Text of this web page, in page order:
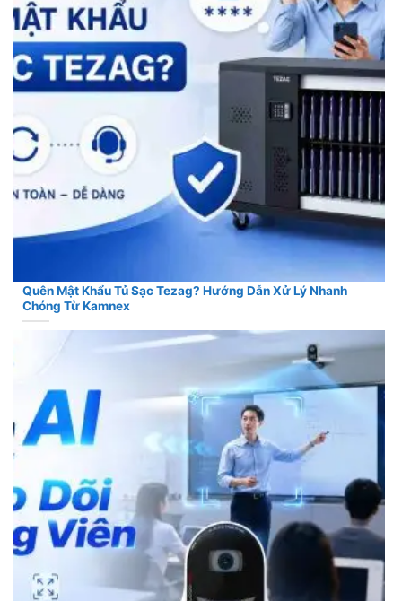
Quên Mật Khẩu Tủ Sạc Tezag? Hướng Dẫn Xử Lý Nhanh
Chóng Từ Kamnex